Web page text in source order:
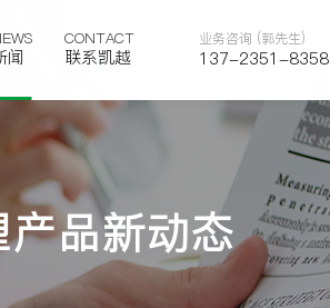
闻
CONTACT
联系凯越
业务咨询 (郭先生)
137-2351-8358
品新动态